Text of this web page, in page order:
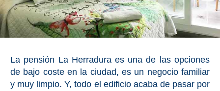
La pensión La Herradura es una de las opciones
de bajo coste en la ciudad, es un negocio familiar
y muy limpio. Y, todo el edificio acaba de pasar por